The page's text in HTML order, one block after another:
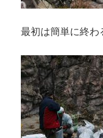
最初は簡単に終わ